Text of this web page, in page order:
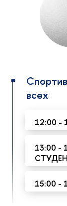
всех
12:00 -
13:00 -
15:00 -